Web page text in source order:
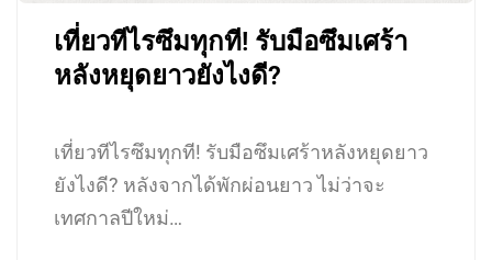
เที่ยวทีไรซึมทุกที! รับมือซึมเศร้า
หลังหยุดยาวยังไงดี?
เที่ยวทีไรซึมทุกที! รับมือซึมเศร้าหลังหยุดยาว
ยังไงดี? หลังจากได้พักผ่อนยาว ไม่ว่าจะ
เทศกาลปีใหม่…